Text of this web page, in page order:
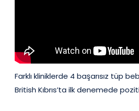
Farklı kliniklerde 4 başarısız tüp
British Kıbrıs’ta ilk denemede